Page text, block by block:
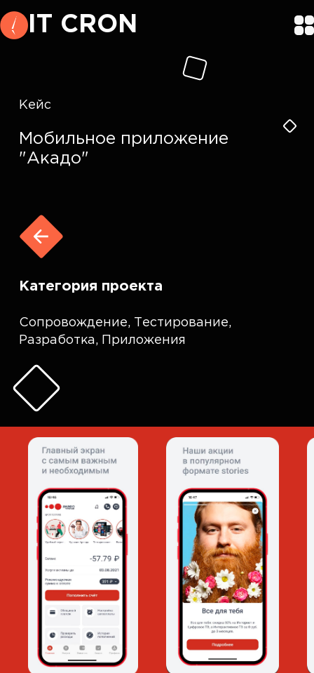
IT CRON
Кейс
Мобильное приложение
"Акадо"
Категория проекта
Сопровождение, Тестирование,
Разработка, Приложения